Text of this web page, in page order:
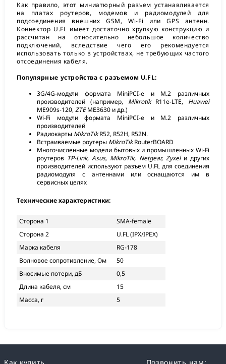
Как правило, этот миниатюрный разъем устанавливается
на платах роутеров, модемов и радиомодулей для
подсоединения внешних GSM, Wi-Fi или GPS антенн.
Коннектор U.FL имеет достаточно хрупкую конструкцию и
рассчитан на относительно небольшое количество
подключений, вследствие чего его рекомендуется
использовать только в устройствах, не требующих частого
отсоединения кабеля.
Популярные устройства с разъемом U.FL:
3G/4G-модули формата MiniPCI-e и M.2 различных
производителей (например, Mikrotik R11e-LTE, Huawei
ME909s-120,ZTEME3630 и др.)
Wi-Fi модули формата MiniPCI-e и M.2 различных
производителей
Радиокарты MikroTikR52, R52H, R52N.
Встраиваемые роутеры MikroTikRouterBOARD
Многочисленные модели бытовых и промышленных Wi-Fi
роутеров TP-Link,Asus, MikroTik, Netgear, Zyxelи других
производителей используют разъем U.FL для соединения
радиомодуля с антеннами или оснащаются им в
сервисных целях
Технические характеристики:
Сторона 1
SMA-female
Сторона 2
U.FL (IPX/IPEX)
Марка кабеля
RG-178
Волновое сопротивление, Ом
50
Вносимые потери, дБ
0,5
Длина кабеля, см
15
Масса, г
5